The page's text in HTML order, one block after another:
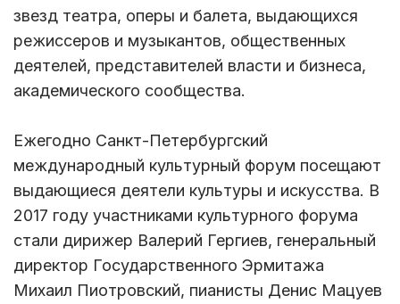
звезд театра, оперы и балета, выдающихся
режиссеров и музыкантов, общественных
деятелей, представителей власти и бизнеса,
академического сообщества.
Ежегодно Санкт-Петербургский
международный культурный форум посещают
выдающиеся деятели культуры и искусства. В
2017 году участниками культурного форума
стали дирижер Валерий Гергиев, генеральный
директор Государственного Эрмитажа
Михаил Пиотровский, пианисты Денис Мацуев